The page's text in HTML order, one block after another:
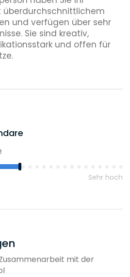
und verfügen über sehr
Sie sind kreativ,
und offen für
Sehr hoch
mit der